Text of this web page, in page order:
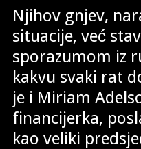
Njihov gnjev,
situacije, već
sporazumom iz
kakvu svaki rat
je i Miriam
financijerka,
kao veliki